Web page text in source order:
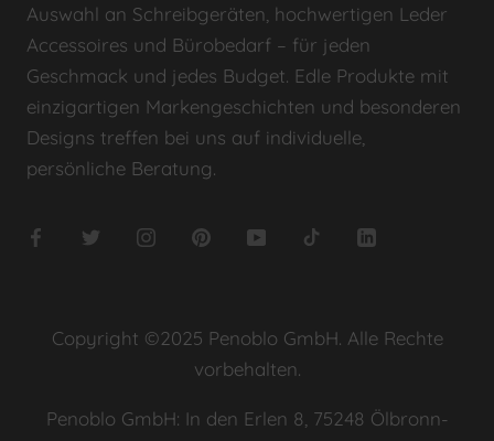
Auswahl an Schreibgeräten, hochwertigen Leder
Accessoires und Bürobedarf – für jeden
Geschmack und jedes Budget. Edle Produkte mit
einzigartigen Markengeschichten und besonderen
Designs treffen bei uns auf individuelle,
persönliche Beratung.
Copyright ©2025 Penoblo GmbH. Alle Rechte
vorbehalten.
Penoblo GmbH: In den Erlen 8, 75248 Ölbronn-